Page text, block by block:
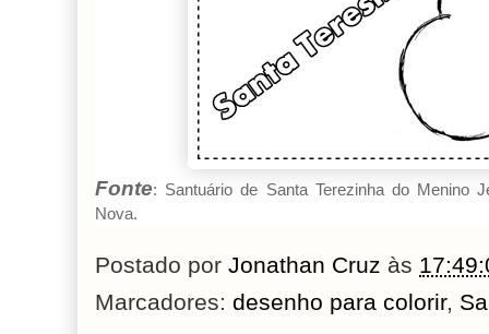
Fonte: Santuário de Santa Terezinha do Menino
Nova.
Postado por Jonathan Cruz às
Marcadores: desenho para colorir,